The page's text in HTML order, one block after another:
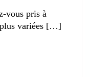
vous pris à
variées